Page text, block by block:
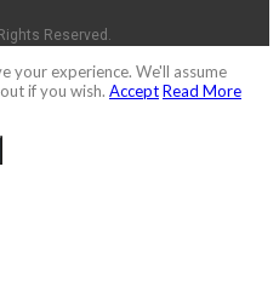
Reserved.
your experience. We'll assume
if you wish. AcceptRead More